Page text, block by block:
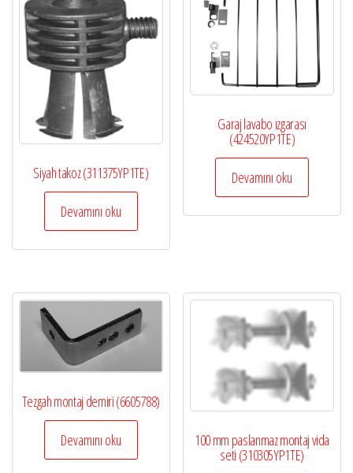
Siyah takoz (311375YP1TE)
Devamını oku
Garaj lavabo ızgarası
(424520YP1TE)
Devamını oku
Tezgah montaj demiri (6605788)
Devamını oku 100 mm paslanmaz montaj vida
seti (310305YP1TE)